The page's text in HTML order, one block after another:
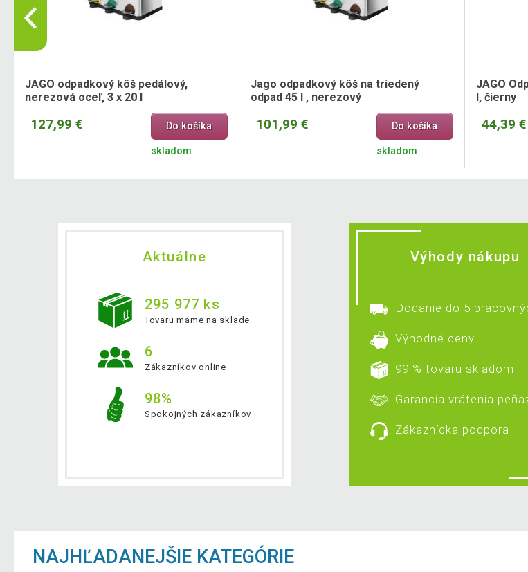
JAGO odpadkový kôš pedálový,
nerezová oceľ, 3 x 20 l
127,99 € Do košíka
skladom
Jago odpadkový kôš na triedený
odpad 45 l , nerezový
101,99 € Do košíka
skladom
JAGO
l, čierny
44,39 €
Aktuálne
295 977 ks
Tovaru máme na sklade
6
Zákazníkov online
98%
Spokojných zákazníkov
Výhody nákupu
Dodanie do 5
Výhodné ceny
99 % tovaru skladom
Garancia vrátenia
Zákaznícka podpora
NAJHĽADANEJŠIE KATEGÓRIE